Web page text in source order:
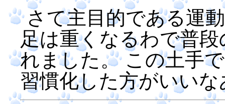
さて主目的である運
足は重くなるわで普
れました。 この土手
習慣化した方がいい